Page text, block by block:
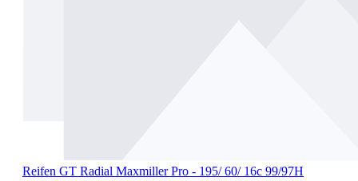
Reifen GT Radial Maxmiller Pro - 195/ 60/ 16c 99/97H